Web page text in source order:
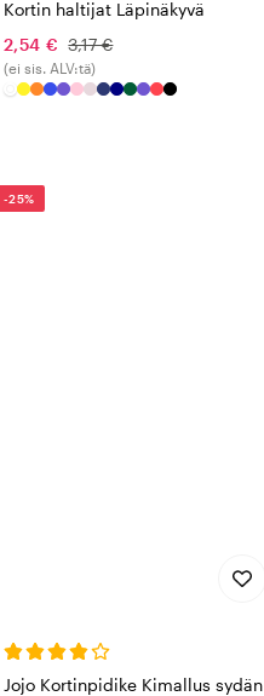
Kortin haltijat Läpinäkyvä
2,54 € 3,17 €
(ei sis. ALV:tä)
-25%
Jojo Kortinpidike Kimallus sydän